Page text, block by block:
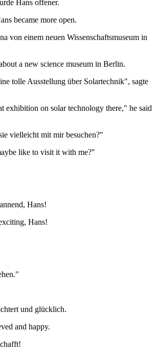
Hans offener.
became more open.
von einem neuen Wissenschaftsmuseum in
a new science museum in Berlin.
tolle Ausstellung über Solartechnik", sagte
exhibition on solar technology there," he said
vielleicht mit mir besuchen?"
like to visit it with me?"
Hans!
Hans!
und glücklich.
and happy.